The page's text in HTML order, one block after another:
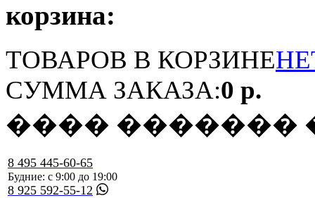
корзина:
ТОВАРОВ В КОРЗИНЕ
СУММА ЗАКАЗА:0 р.
���� �������
8 495 445-60-65
Будние: с 9:00 до 19:00
8 925 592-55-12